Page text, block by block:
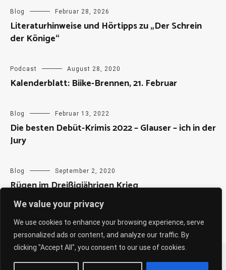
We value your privacy
We use cookies to enhance your browsing experience, serve
personalized ads or content, and analyze our traffic. By
clicking "Accept All", you consent to our use of cookies.
Blog Februar 28, 2026
Literaturhinweise und Hörtipps zu „Der Schrein
der Könige“
Podcast August 28, 2020
Kalenderblatt: Biike-Brennen, 21. Februar
Blog Februar 13, 2022
Die besten Debüt-Krimis 2022 – Glauser – ich in der
Jury
Blog September 2, 2020
Rügen im Dreißigjährigen Krieg